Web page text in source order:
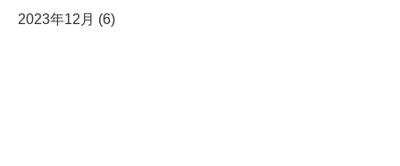
2023年12月 (6)